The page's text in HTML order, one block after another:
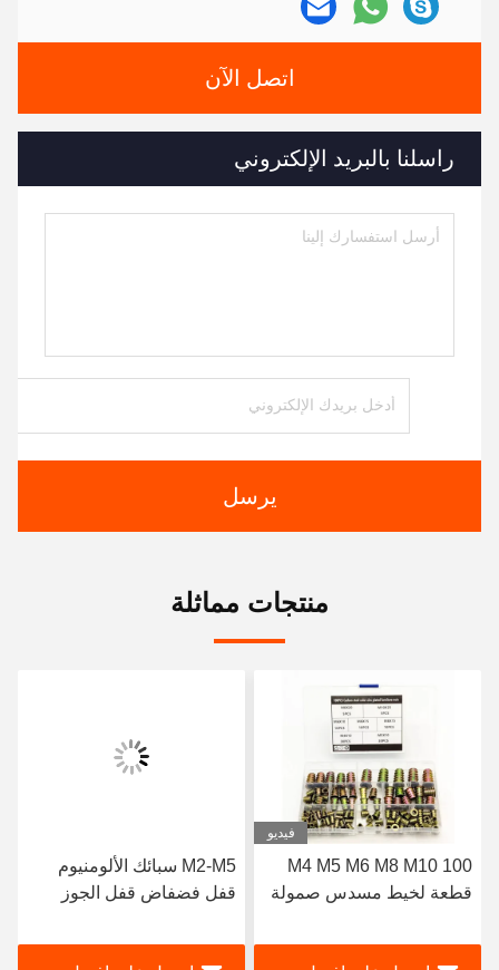
اتصل الآن
راسلنا بالبريد الإلكتروني
يرسل
منتجات مماثلة
فيديو
M4 M5 M6 M8 M10 100
قطعة لخيط مسدس صمولة
لون صواميل أثاث مطلية
M2-M5 سبائك الألومنيوم
قفل فضفاض قفل الجوز
حلقة لون الجوز